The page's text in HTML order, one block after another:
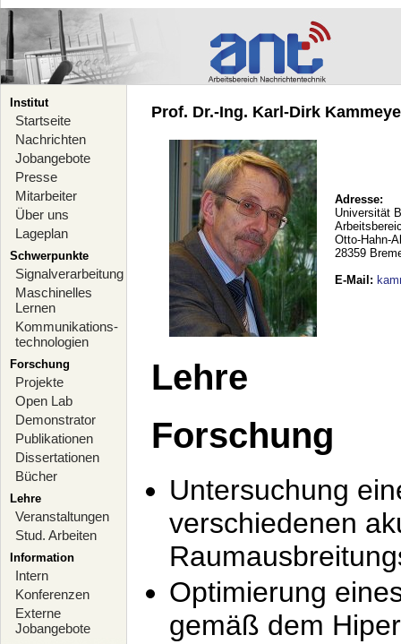
Institut
Startseite
Nachrichten
Jobangebote
Presse
Mitarbeiter
Über uns
Lageplan
Schwerpunkte
Signalverarbeitung
Maschinelles
Lernen
Kommunikations-
technologien
Forschung
Projekte
Open Lab
Demonstrator
Publikationen
Dissertationen
Bücher
Lehre
Veranstaltungen
Stud. Arbeiten
Information
Intern
Konferenzen
Externe
Jobangebote
Prof. Dr.-Ing. Karl-Dirk
Adresse:
Universität
Otto-Hahn-
28359
E-Mail :
Lehre
Forschung
Untersuchung
verschiedenen
Optimierung
gemäß dem